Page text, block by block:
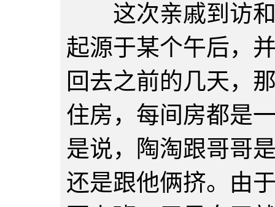
这次亲戚到访和
起源于某个午后，
回去之前的几天，
住房，每间房都是
是说，陶淘跟哥哥
还是跟他俩挤。由